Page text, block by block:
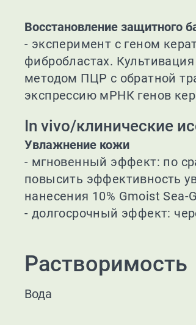
Восстановление защитного
- эксперимент с геном
фибробластах.
методом ПЦР с обратной
экспрессию мРНК генов
In vivo/клинические
Увлажнение кожи
- мгновенный эффект: по
повысить эффективность
нанесения 10% Gmoist Sea-
- долгосрочный эффект:
Растворимость
Вода